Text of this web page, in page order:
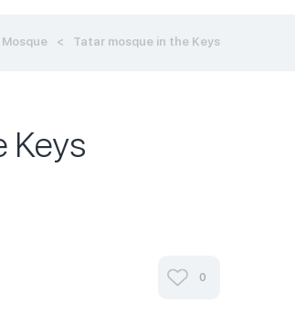
Mosque Tatar mosque in the Keys
Keys
0